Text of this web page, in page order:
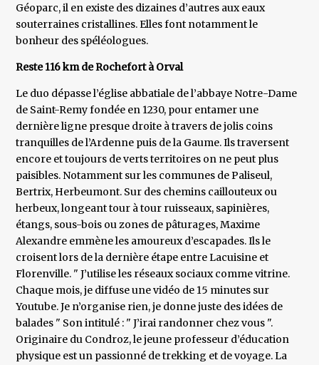
Géoparc, il en existe des dizaines d’autres aux eaux
souterraines cristallines. Elles font notamment le
bonheur des spéléologues.
Reste 116 km de Rochefort à Orval
Le duo dépasse l’église abbatiale de l’abbaye Notre-Dame
de Saint-Remy fondée en 1230, pour entamer une
dernière ligne presque droite à travers de jolis coins
tranquilles de l’Ardenne puis de la Gaume. Ils traversent
encore et toujours de verts territoires on ne peut plus
paisibles. Notamment sur les communes de Paliseul,
Bertrix, Herbeumont. Sur des chemins caillouteux ou
herbeux, longeant tour à tour ruisseaux, sapinières,
étangs, sous-bois ou zones de pâturages, Maxime
Alexandre emmène les amoureux d’escapades. Ils le
croisent lors de la dernière étape entre Lacuisine et
Florenville. " J’utilise les réseaux sociaux comme vitrine.
Chaque mois, je diffuse une vidéo de 15 minutes sur
Youtube. Je n’organise rien, je donne juste des idées de
balades " Son intitulé : " J’irai randonner chez vous ".
Originaire du Condroz, le jeune professeur d’éducation
physique est un passionné de trekking et de voyage. La